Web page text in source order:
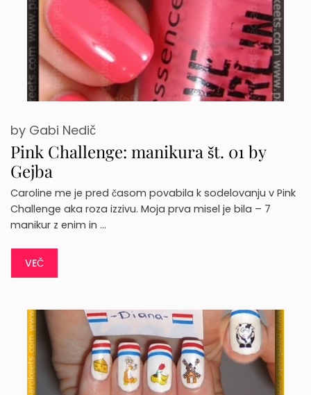
Pink Challenge: manikura št. 01 by
Gejba
by Gabi Nedič
Caroline me je pred časom povabila k sodelovanju v Pink
Challenge aka roza izzivu. Moja prva misel je bila – 7
manikur z enim in …
VEČ